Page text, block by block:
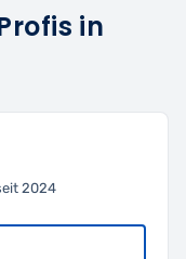
in
2024